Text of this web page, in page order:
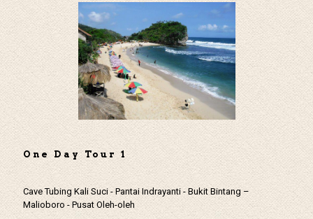
One Day Tour 1
Cave Tubing Kali Suci - Pantai Indrayanti - Bukit Bintang –
Malioboro - Pusat Oleh-oleh